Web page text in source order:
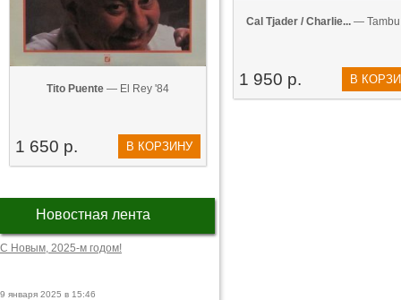
Tito Puente — El Rey '84
1 650 р. В КОРЗИНУ
Новостная лента
С Новым, 2025-м годом!
9 января 2025 в 15:46
Cal Tjader / Charlie... — Tambu
1 950 р. В